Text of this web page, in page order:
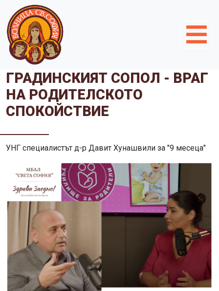
ГРАДИНСКИЯТ СОПОЛ - ВРАГ
НА РОДИТЕЛСКОТО
СПОКОЙСТВИЕ
УНГ специалистът д-р Давит Хунашвили за "9 месеца"